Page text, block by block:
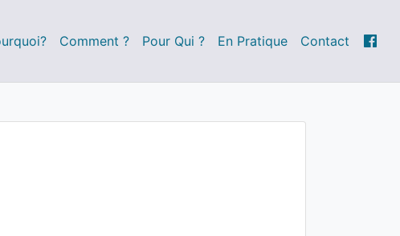
Comment ? Pour Qui ? En Pratique Contact